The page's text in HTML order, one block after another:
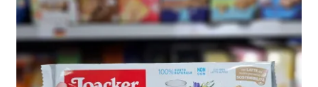
COPII
JUCARII
ROYALTY
LINE